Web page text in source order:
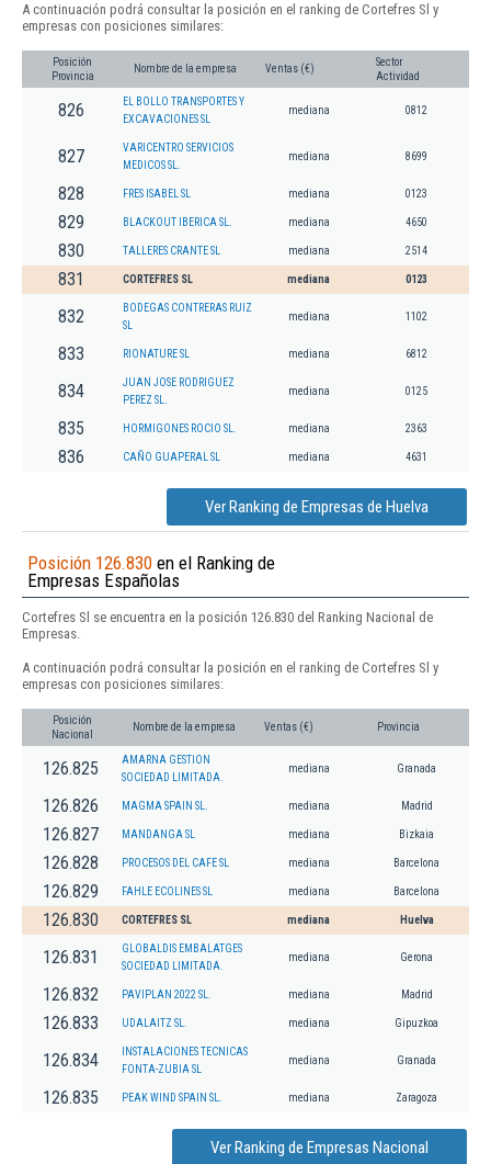
A continuación podrá consultar la posición en el ranking de Cortefres Sl y
empresas con posiciones similares:
Posición
Provincia
Nombre de la empresa Ventas (€)
Sector
Actividad
826
EL BOLLO TRANSPORTES Y
EXCAVACIONES SL
mediana 0812
827
VARICENTRO SERVICIOS
MEDICOS SL.
mediana 8699
828 FRES ISABEL SL mediana 0123
829 BLACKOUT IBERICA SL. mediana 4650
830 TALLERES CRANTE SL mediana 2514
831 CORTEFRES SL mediana 0123
832
BODEGAS CONTRERAS RUIZ
SL
mediana 1102
833 RIONATURE SL mediana 6812
834
JUAN JOSE RODRIGUEZ
PEREZ SL.
mediana 0125
835 HORMIGONES ROCIO SL. mediana 2363
836 CAÑO GUAPERAL SL mediana 4631
Ver Ranking de Empresas de Huelva
Posición 126.830 en el Ranking de
Empresas Españolas
Cortefres Sl se encuentra en la posición 126.830 del Ranking Nacional de
Empresas.
A continuación podrá consultar la posición en el ranking de Cortefres Sl y
empresas con posiciones similares:
Posición
Nacional
Nombre de la empresa Ventas (€) Provincia
126.825
AMARNA GESTION
SOCIEDAD LIMITADA.
mediana Granada
126.826 MAGMA SPAIN SL. mediana Madrid
126.827 MANDANGA SL mediana Bizkaia
126.828 PROCESOS DEL CAFE SL mediana Barcelona
126.829 FAHLE ECOLINES SL mediana Barcelona
126.830 CORTEFRES SL mediana Huelva
126.831
GLOBALDIS EMBALATGES
SOCIEDAD LIMITADA.
mediana Gerona
126.832 PAVIPLAN 2022 SL. mediana Madrid
126.833 UDALAITZ SL. mediana Gipuzkoa
126.834
INSTALACIONES TECNICAS
FONTA-ZUBIA SL
mediana Granada
126.835 PEAK WIND SPAIN SL. mediana Zaragoza
Ver Ranking de Empresas Nacional